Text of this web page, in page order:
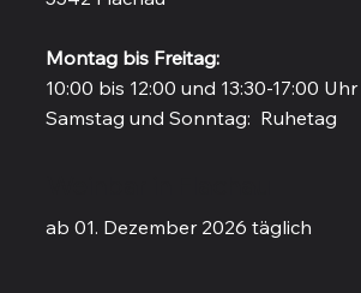
Montag bis Freitag:
10:00 bis 12:00 und 13:30-17:00 Uhr
Samstag und Sonntag: Ruhetag
ab 01. Dezember 2026 täglich